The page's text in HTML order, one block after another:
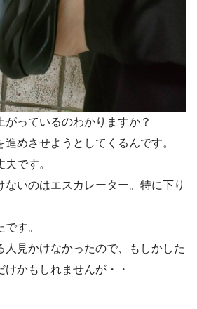
っているのわかりますか？
めさせようとしてくるんです。
です。
ないのはエスカレーター。特に下り
す。
人見かけなかったので、もしかした
かもしれませんが・・